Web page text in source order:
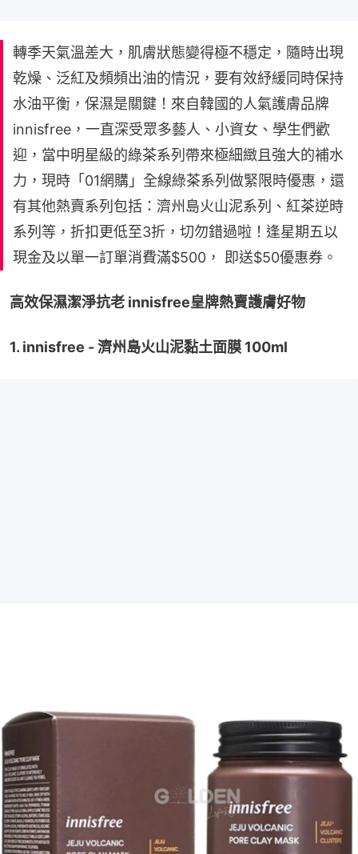
轉季天氣溫差大，肌膚狀態變得極不穩定，隨時出現
乾燥、泛紅及頻頻出油的情況，要有效紓緩同時保持
水油平衡，保濕是關鍵！來自韓國的人氣護膚品牌
innisfree，一直深受眾多藝人、小資女、學生們歡
迎，當中明星級的綠茶系列帶來極細緻且強大的補水
力，現時「01網購」全線綠茶系列做緊限時優惠，還
有其他熱賣系列包括：濟州島火山泥系列、紅茶逆時
系列等，折扣更低至3折，切勿錯過啦！逢星期五以
現金及以單一訂單消費滿$500， 即送$50優惠券。
高效保濕潔淨抗老 innisfree皇牌熱賣護膚好物
1. innisfree - 濟州島火山泥黏土面膜 100ml